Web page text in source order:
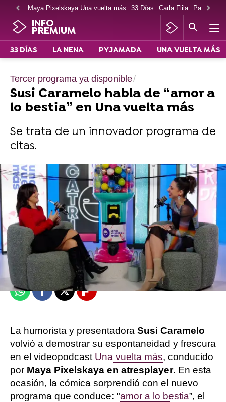
Maya Pixelskaya Una vuelta más 33 Días Carla Flila Paco
INFO
PREMIUM
33 DÍAS LA NENA PYJAMADA UNA VUELTA MÁS
Tercer programa ya disponible
Susi Caramelo habla de “amor a
lo bestia” en Una vuelta más
Se trata de un innovador programa de
citas.
atresplayer
Publicado: 18 de diciembre de 2025, 13:17
WhatsappFacebook
X Flipboard
La humorista y presentadora Susi Caramelo
volvió a demostrar su espontaneidad y frescura
en el videopodcast Una vuelta más, conducido
por Maya Pixelskaya en atresplayer. En esta
ocasión, la cómica sorprendió con el nuevo
programa que conduce: "amor a lo bestia”, el